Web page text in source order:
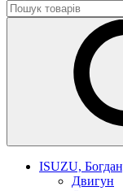
ISUZU,
Двигун